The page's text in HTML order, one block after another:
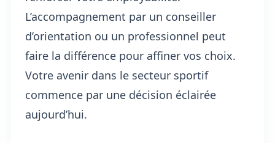
L’accompagnement par un conseiller
d’orientation ou un professionnel peut
faire la différence pour affiner vos choix.
Votre avenir dans le secteur sportif
commence par une décision éclairée
aujourd’hui.